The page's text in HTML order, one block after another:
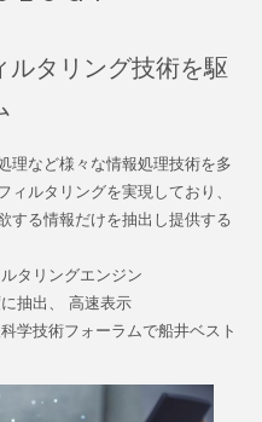
ルタリング技術を駆
理など様々な情報処理技術を多
ルタリングを実現しており、
する情報だけを抽出し提供する
タリングエンジン
抽出、 高速表示
学技術フォーラムで船井ベスト